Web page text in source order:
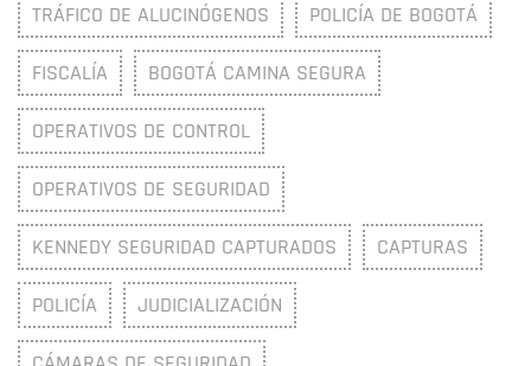
TRÁFICO DE ALUCINÓGENOS POLICÍA DE BOGOTÁ
FISCALÍA BOGOTÁ CAMINA SEGURA
OPERATIVOS DE CONTROL
OPERATIVOS DE SEGURIDAD
KENNEDY SEGURIDAD CAPTURADOS CAPTURAS
POLICÍA JUDICIALIZACIÓN